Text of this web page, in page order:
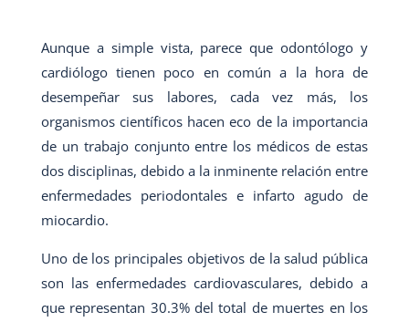
Aunque a simple vista, parece que odontólogo y
cardiólogo tienen poco en común a la hora de
desempeñar sus labores, cada vez más, los
organismos científicos hacen eco de la importancia
de un trabajo conjunto entre los médicos de estas
dos disciplinas, debido a la inminente relación entre
enfermedades periodontales e infarto agudo de
miocardio.
Uno de los principales objetivos de la salud pública
son las enfermedades cardiovasculares, debido a
que representan 30.3% del total de muertes en los